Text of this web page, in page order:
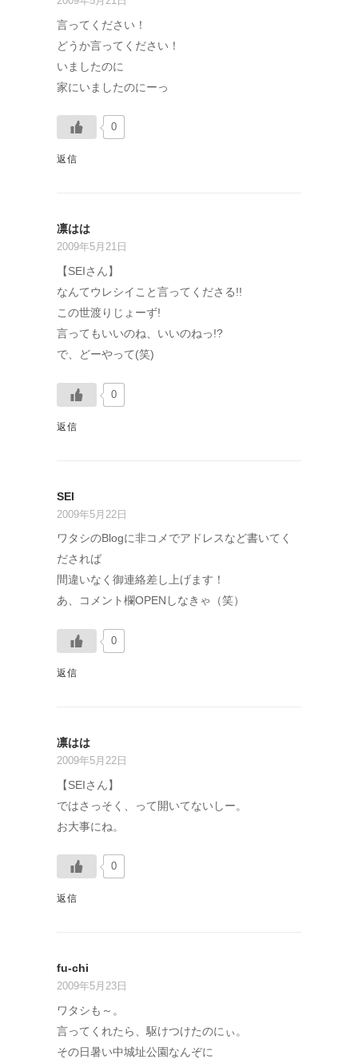
言ってください！
どうか言ってください！
いましたのに
家にいましたのにーっ
0
返信
凛はは
2009年5月21日
【SEIさん】
なんてウレシイこと言ってくださる!!
この世渡りじょーず!
言ってもいいのね、いいのねっ!?
で、どーやって(笑)
0
返信
SEI
2009年5月22日
ワタシのBlogに非コメでアドレスなど書いてく
だされば
間違いなく御連絡差し上げます！
あ、コメント欄OPENしなきゃ（笑）
0
返信
凛はは
2009年5月22日
【SEIさん】
ではさっそく、って開いてないしー。
お大事にね。
0
返信
fu-chi
2009年5月23日
ワタシも～。
言ってくれたら、駆けつけたのにぃ。
その日暑い中城址公園なんぞに